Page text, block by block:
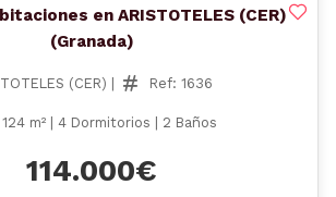
en ARISTOTELES (CER)
(Granada)
(CER) | Ref: 1636
124 m² | 4 Dormitorios | 2 Baños
114.000€